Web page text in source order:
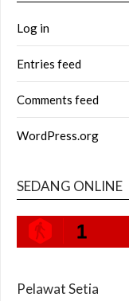
Log in
Entries feed
Comments feed
WordPress.org
SEDANG ONLINE
1
Pelawat Setia